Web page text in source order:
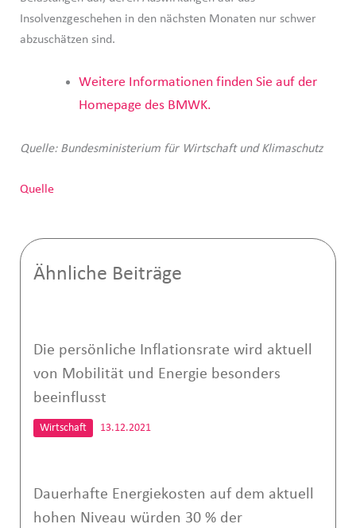
Insolvenzgeschehen in den nächsten Monaten nur schwer
abzuschätzen sind.
Weitere Informationen finden Sie auf der
Homepage des BMWK.
Quelle: Bundesministerium für Wirtschaft und Klimaschutz
Quelle
Ähnliche Beiträge
Die persönliche Inflationsrate wird aktuell
von Mobilität und Energie besonders
beeinflusst
Wirtschaft 13.12.2021
Dauerhafte Energiekosten auf dem aktuell
hohen Niveau würden 30 % der